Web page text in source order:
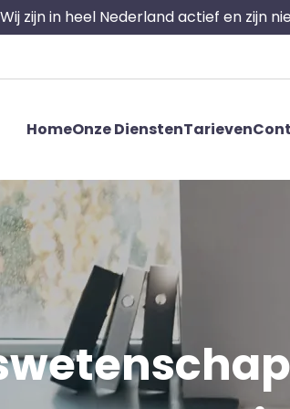
zijn in heel Nederland actief en zijn
HomeOnze DienstenTarieven